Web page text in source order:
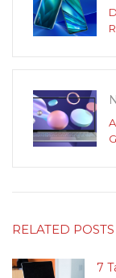
RELATED POSTS
7